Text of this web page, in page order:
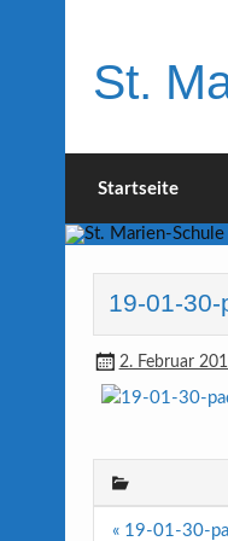
St.
Startseite
19-01-
2. Februar
« 19-01-30-